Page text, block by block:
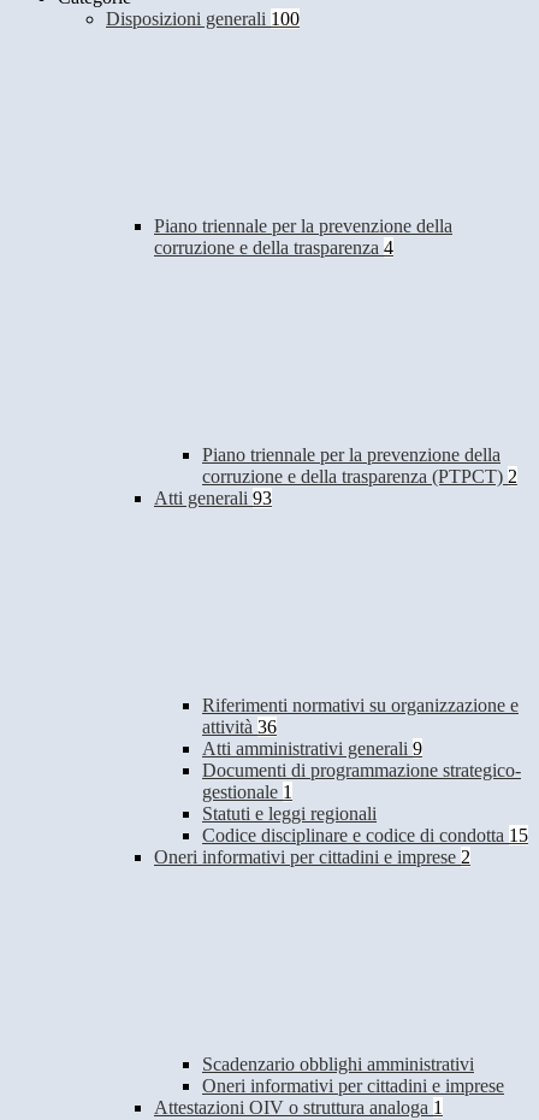
Disposizioni generali 100
Piano triennale per la prevenzione della
corruzione e della trasparenza 4
Piano triennale per la prevenzione della
corruzione e della trasparenza (PTPCT) 2
Atti generali 93
Riferimenti normativi su organizzazione e
attività 36
Atti amministrativi generali 9
Documenti di programmazione strategico-
gestionale 1
Statuti e leggi regionali
Codice disciplinare e codice di condotta 15
Oneri informativi per cittadini e imprese 2
Scadenzario obblighi amministrativi
Oneri informativi per cittadini e imprese
Attestazioni OIV o struttura analoga 1